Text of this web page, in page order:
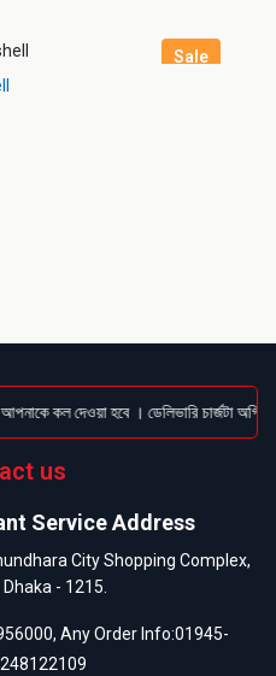
Sale
কল দেওয়া হবে । ডেলিভারি চার্জটা
us
Service Address
City Shopping Complex,
- 1215.
, Any Order Info:01945-